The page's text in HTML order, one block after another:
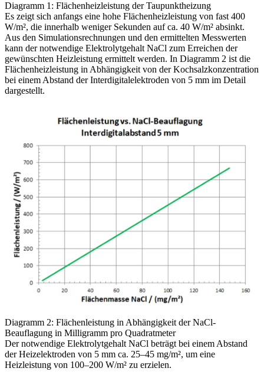
Diagramm 1: Flächenheizleistung der Taupunktheizung
Es zeigt sich anfangs eine hohe Flächenheizleistung von fast 400
W/m², die innerhalb weniger Sekunden auf ca. 40 W/m² absinkt.
Aus den Simulationsrechnungen und den ermittelten Messwerten
kann der notwendige Elektrolytgehalt NaCl zum Erreichen der
gewünschten Heizleistung ermittelt werden. In Diagramm 2 ist die
Flächenheizleistung in Abhängigkeit von der Kochsalzkonzentration
bei einem Abstand der Interdigitalelektroden von 5 mm im Detail
dargestellt.
Diagramm 2: Flächenleistung in Abhängigkeit der NaCl-
Beauflagung in Milligramm pro Quadratmeter
Der notwendige Elektrolytgehalt NaCl beträgt bei einem Abstand
der Heizelektroden von 5 mm ca. 25–45 mg/m², um eine
Heizleistung von 100–200 W/m² zu erzielen.